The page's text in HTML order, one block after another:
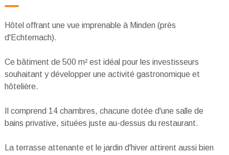
Hôtel offrant une vue imprenable à Minden (près
d'Echternach).
Ce bâtiment de 500 m² est idéal pour les investisseurs
souhaitant y développer une activité gastronomique et
hôtelière.
Il comprend 14 chambres, chacune dotée d'une salle de
bains privative, situées juste au-dessus du restaurant.
La terrasse attenante et le jardin d'hiver attirent aussi bien